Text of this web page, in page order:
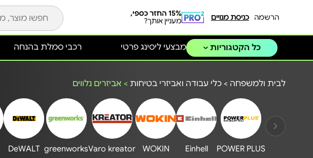
הרשמה כניסת מנויים
15% החזר כספי,
מעניין אותך?
כל הקטגוריות מבצעי ליסינג פרטי רכבי סמלת בהנחה
לבית ולמשפחה > כלי עבודה ואביזרי בטיחות > אביזרים נלווים
POWER PLUS
Einhell
WOKIN
Varo kreator
greenworks
DeWALT